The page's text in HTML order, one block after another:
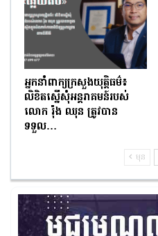
អ្នកនាំពាក្យក្រសួងយុត្តិធម៌៖
លិខិតស្នើសុំអន្តរាគមន៍របស់
លោក រ៉ុង ឈុន ត្រូវបាន
ទទួល…
មុន